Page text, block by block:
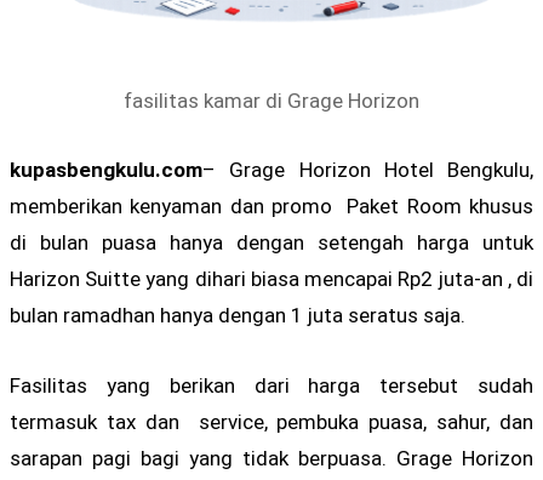
fasilitas kamar di Grage Horizon
kupasbengkulu.com– Grage Horizon Hotel Bengkulu,
memberikan kenyaman dan promo Paket Room khusus
di bulan puasa hanya dengan setengah harga untuk
Harizon Suitte yang dihari biasa mencapai Rp2 juta-an , di
bulan ramadhan hanya dengan 1 juta seratus saja.
Fasilitas yang berikan dari harga tersebut sudah
termasuk tax dan service, pembuka puasa, sahur, dan
sarapan pagi bagi yang tidak berpuasa. Grage Horizon